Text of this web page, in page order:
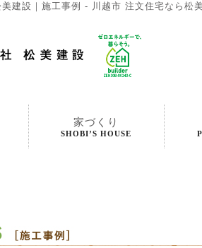
美建設｜施工事例 - 川越市 注文住宅なら松
家づくり
SHOBI’S HOUSE